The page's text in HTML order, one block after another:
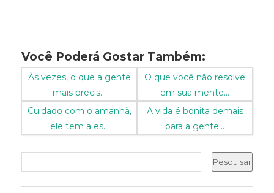
Você Poderá Gostar Também:
Às vezes, o que a gente
mais precis...
O que você não resolve
em sua mente...
Cuidado com o amanhã,
ele tem a es...
A vida é bonita demais
para a gente...